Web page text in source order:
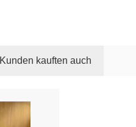
Kunden kauften auch